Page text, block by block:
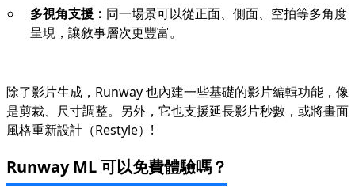
多視角支援： 同一場景可以從正面、側面、空拍等多角度
呈現，讓敘事層次更豐富。
除了影片生成，Runway 也內建一些基礎的影片編輯功能，像
是剪裁、尺寸調整。另外，它也支援延長影片秒數，或將畫面
風格重新設計（Restyle）!
Runway ML 可以免費體驗嗎？